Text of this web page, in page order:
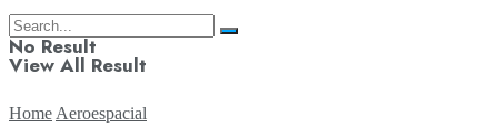
No Result
View All Result
Home Aeroespacial